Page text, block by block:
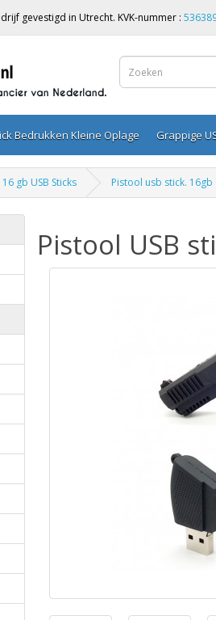
gevestigd in Utrecht. KVK-nummer :
Bedrukken Kleine Oplage Grappige
16 gb USB Sticks Pistool usb stick. 16gb
Pistool USB